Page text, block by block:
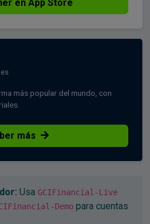
en App Store
más popular del mundo, con
más
Usa GCIFinancial-Live
Demo para cuentas